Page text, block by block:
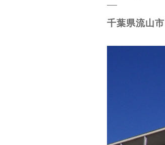
千葉県流山